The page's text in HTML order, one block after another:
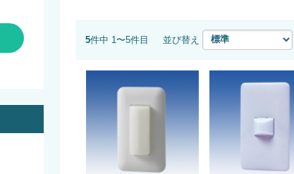
5件中 1〜5件目 並び替え